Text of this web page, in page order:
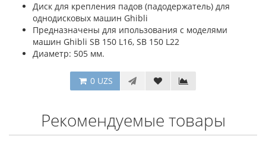
Диск для крепления падов (падодержатель) для
однодисковых машин Ghibli
Предназначены для ипользования с моделями
машин Ghibli SB 150 L16, SB 150 L22
Диаметр: 505 мм.
0 UZS
Рекомендуемые товары